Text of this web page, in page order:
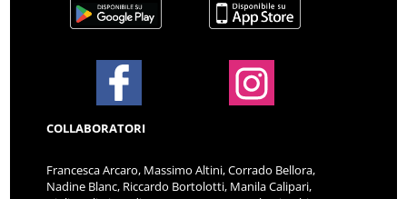
COLLABORATORI
Francesca Arcaro, Massimo Altini, Corrado Bellora,
Nadine Blanc, Riccardo Bortolotti, Manila Calipari,